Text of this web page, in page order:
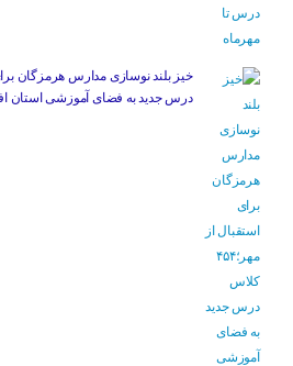
درس جدید به فضای آموزشی استان